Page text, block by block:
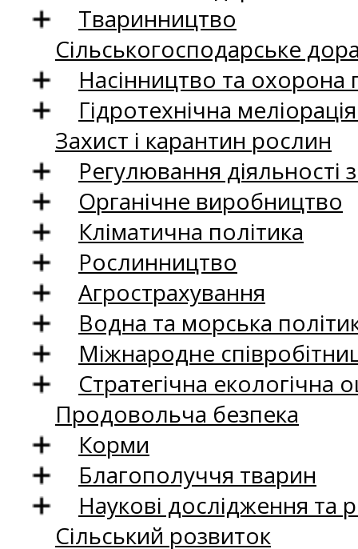
Тваринництво
Сільськогосподарське
Насінництво та
Гідротехнічна
Захист і карантин рослин
Регулювання
Органічне виробництво
Кліматична політика
Рослинництво
Агрострахування
Водна та морська
Міжнародне
Стратегічна екологічна
Продовольча безпека
Корми
Благополуччя тварин
Наукові дослідження та
Сільський розвиток